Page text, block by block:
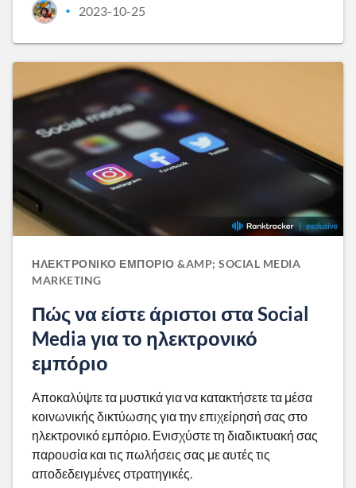
• 2023-10-25
ΗΛΕΚΤΡΟΝΙΚΌ ΕΜΠΌΡΙΟ &AMP; SOCIAL MEDIA
MARKETING
Πώς να είστε άριστοι στα Social
Media για το ηλεκτρονικό
εμπόριο
Αποκαλύψτε τα μυστικά για να κατακτήσετε τα μέσα
κοινωνικής δικτύωσης για την επιχείρησή σας στο
ηλεκτρονικό εμπόριο. Ενισχύστε τη διαδικτυακή σας
παρουσία και τις πωλήσεις σας με αυτές τις
αποδεδειγμένες στρατηγικές.